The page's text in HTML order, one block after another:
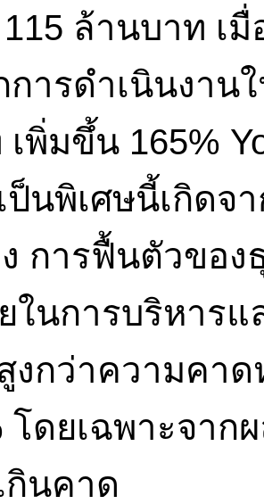
ล้านบาท เ
การดำเนินงาน
พิ่มขึ้น 165%
ป็นพิเศษนี้เกิดจ
ง การฟื้นตัวขอ
ในการบริหาร
งกว่าความคา
โดยเฉพาะจาก
กินคาด